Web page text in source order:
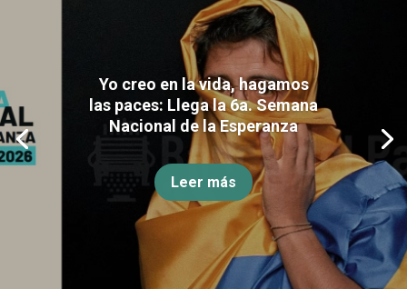
Yo creo en la vida, hagamos
las paces: Llega la 6a. Semana
Nacional de la Esperanza
Leer más